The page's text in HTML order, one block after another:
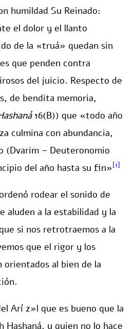
humildad Su Reinado:
el dolor y el llanto
de la «truá» quedan sin
que penden contra
del juicio. Respecto de
de bendita memoria,
16(B)) que «todo año
culmina con abundancia,
(Dvarim – Deuteronomio
del año hasta su fin»[1]
rodear el sonido de
aluden a la estabilidad y la
si nos retrotraemos a la
que el rigor y los
al bien de la
Arí z»l que es bueno que la
Hashaná, y quien no lo hace